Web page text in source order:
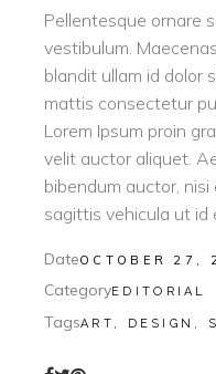
DateOCTOBER 27,
CategoryEDITORIAL
TagsART, DESIGN,
Pellentesque ornare
vestibulum.
blandit ullam id dolor
mattis consectetur
Lorem Ipsum proin
velit auctor aliquet.
bibendum auctor,
sagittis vehicula ut id